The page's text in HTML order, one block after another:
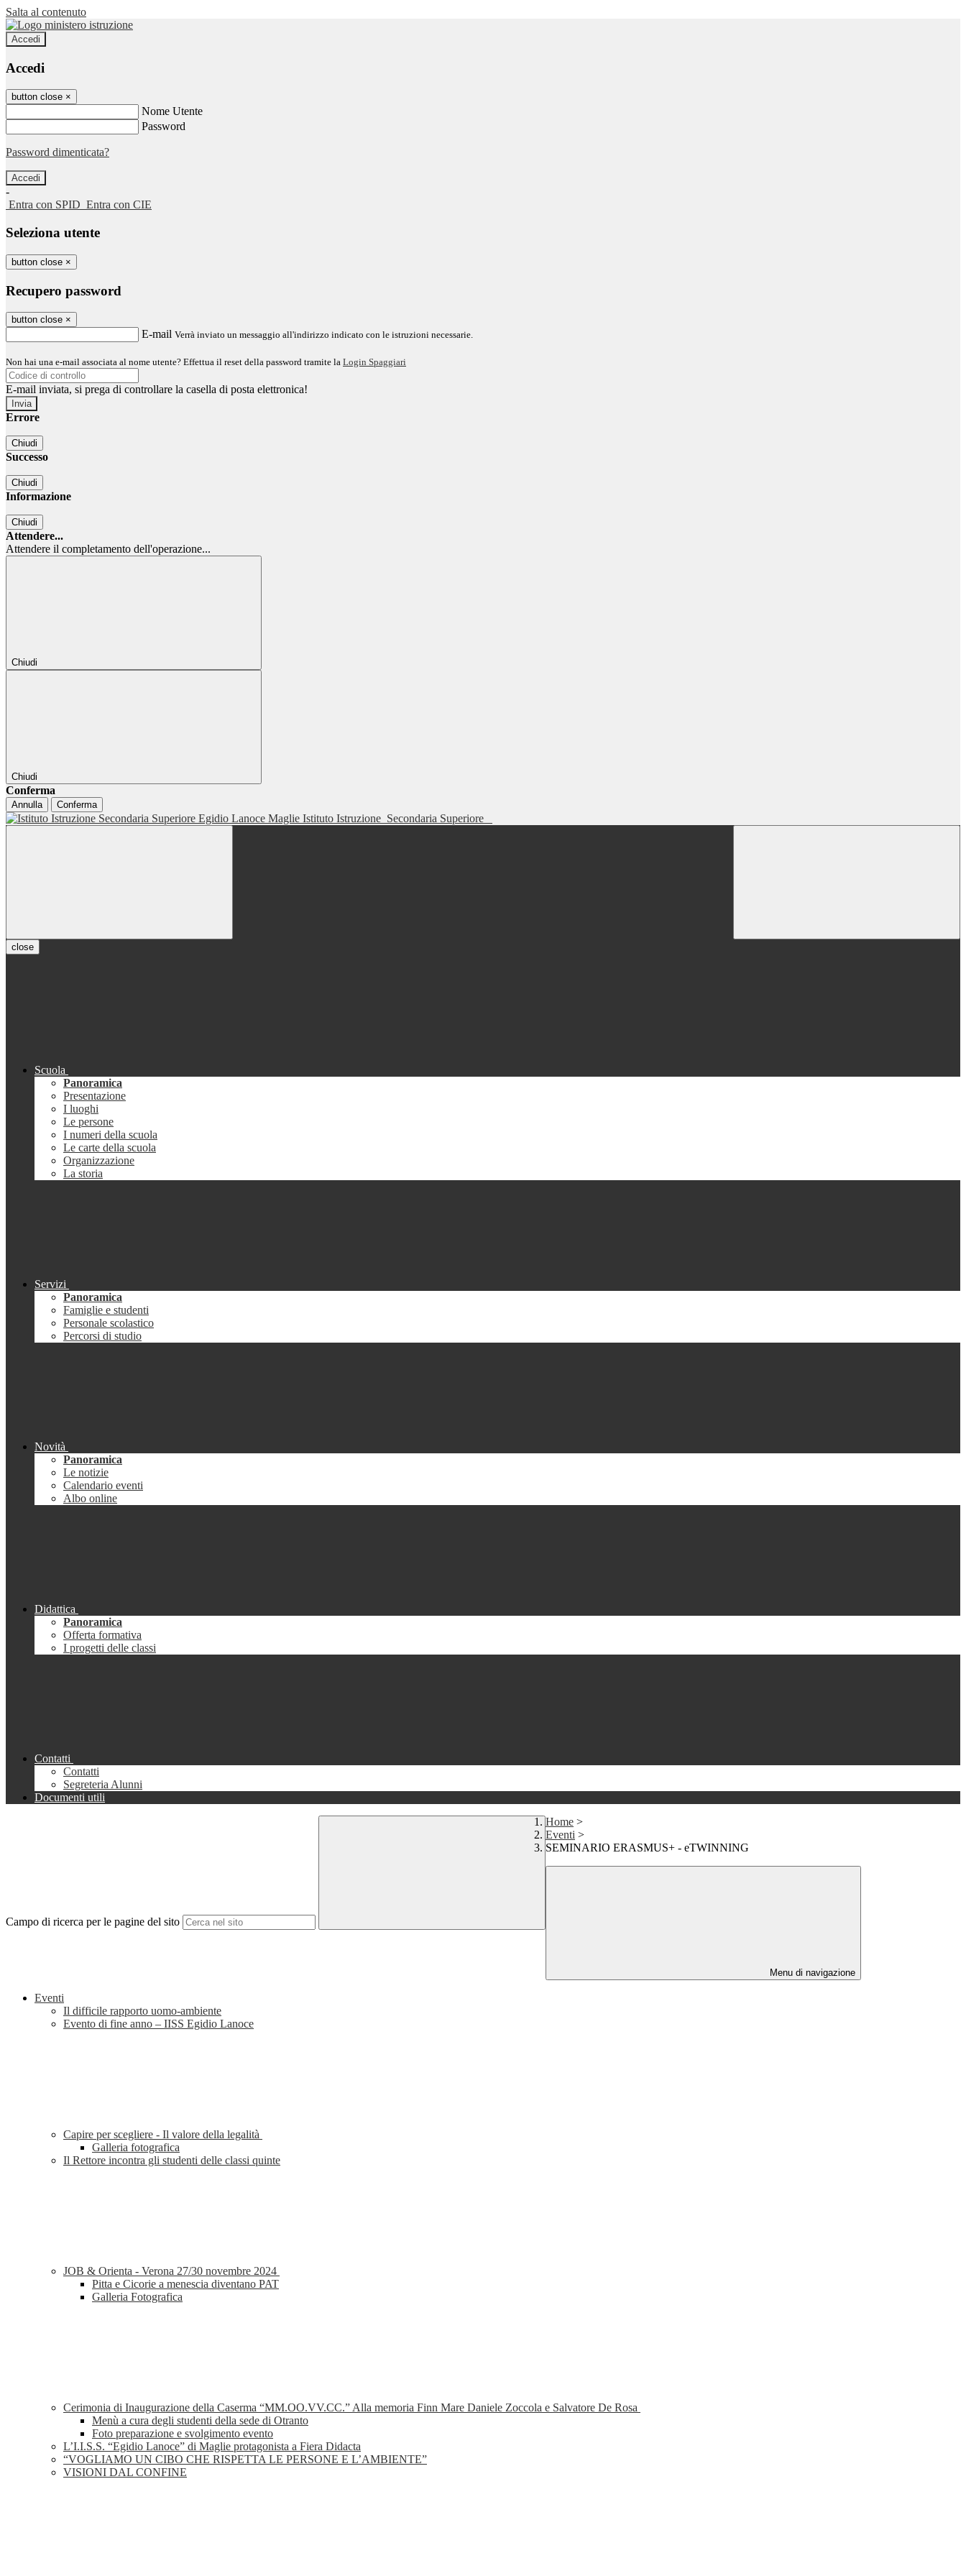
Salta al contenuto
Accedi
Accedi
button close ×
Nome Utente
Password
Password dimenticata?
-
Entra con SPID Entra con CIE
Seleziona utente
button close ×
Recupero password
button close ×
E-mail Verrà inviato un messaggio all'indirizzo indicato con le istruzioni necessarie.
Non hai una e-mail associata al nome utente? Effettua il reset della password tramite la Login Spaggiari
E-mail inviata, si prega di controllare la casella di posta elettronica!
Errore
Chiudi
Successo
Chiudi
Informazione
Chiudi
Attendere...
Attendere il completamento dell'operazione...
Chiudi
Chiudi
Conferma
Annulla Conferma
Istituto Istruzione Secondaria Superiore
close
Scuola
Panoramica
Presentazione
I luoghi
Le persone
I numeri della scuola
Le carte della scuola
Organizzazione
La storia
Servizi
Panoramica
Famiglie e studenti
Personale scolastico
Percorsi di studio
Novità
Panoramica
Le notizie
Calendario eventi
Albo online
Didattica
Panoramica
Offerta formativa
I progetti delle classi
Contatti
Contatti
Segreteria Alunni
Documenti utili
Campo di ricerca per le pagine del sito
Home >
Eventi >
SEMINARIO ERASMUS+ - eTWINNING
Menu di navigazione
Eventi
Il difficile rapporto uomo-ambiente
Evento di fine anno – IISS Egidio Lanoce
Capire per scegliere - Il valore della legalità
Galleria fotografica
Il Rettore incontra gli studenti delle classi quinte
JOB & Orienta - Verona 27/30 novembre 2024
Pitta e Cicorie a menescia diventano PAT
Galleria Fotografica
Cerimonia di Inaugurazione della Caserma “MM.OO.VV.CC.” Alla memoria Finn Mare Daniele Zoccola e Salvatore De Rosa
Menù a cura degli studenti della sede di Otranto
Foto preparazione e svolgimento evento
L’I.I.S.S. “Egidio Lanoce” di Maglie protagonista a Fiera Didacta
“VOGLIAMO UN CIBO CHE RISPETTA LE PERSONE E L’AMBIENTE”
VISIONI DAL CONFINE